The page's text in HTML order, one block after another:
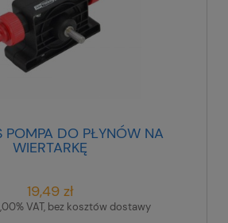
POMPA DO PŁYNÓW NA
WIERTARKĘ
19,49 zł
VAT, bez kosztów dostawy